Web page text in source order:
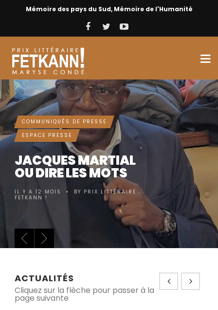
Mémoire des pays du Sud, Mémoire de l'Humanité
COMMUNIQUÉS DE PRESSE
ESPACE PRESSE
JACQUES MARTIAL
OU DIRE LES MOTS
IL Y A 12 MOIS • BY PRIX LITTÉRAIRE
FETKANN !
ACTUALITÉS
Cliquez sur la flèche pour passer à la
page suivante